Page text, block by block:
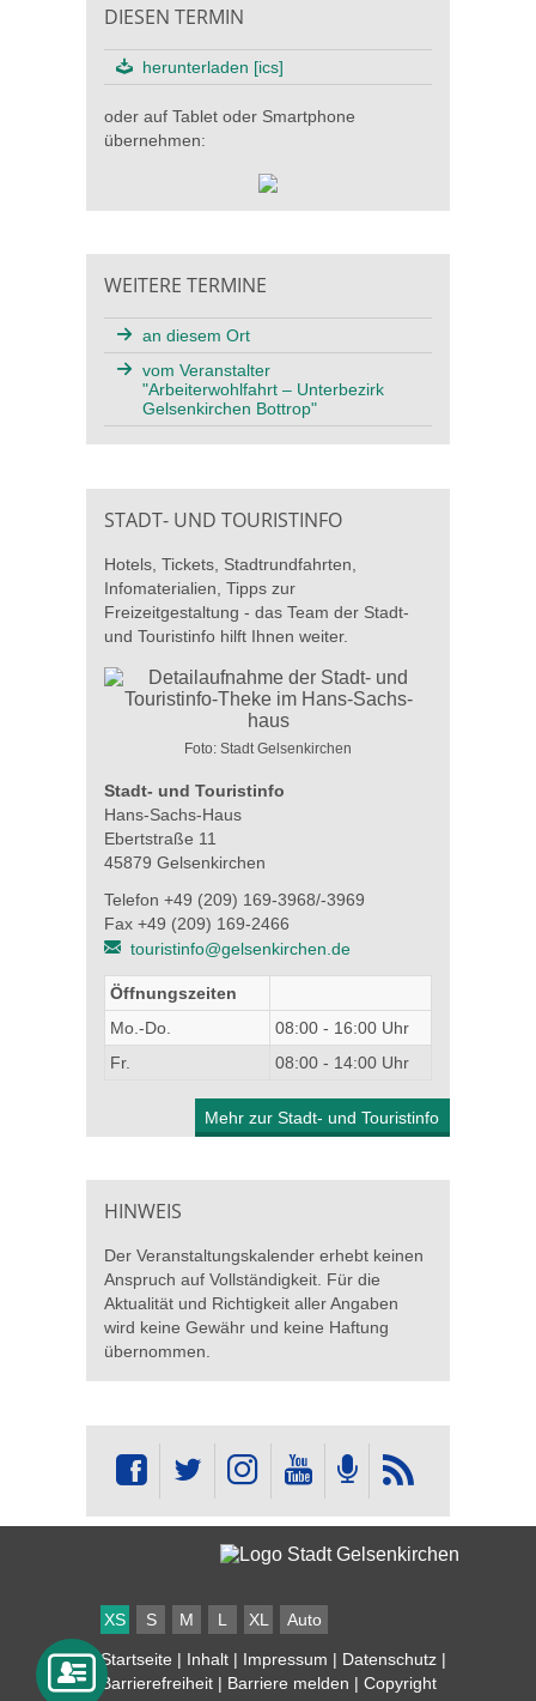
DIESEN TERMIN
herunterladen [ics]
oder auf Tablet oder Smartphone
übernehmen:
WEITERE TERMINE
an diesem Ort
vom Veranstalter
"Arbeiterwohlfahrt – Unterbezirk
Gelsenkirchen Bottrop"
STADT- UND TOURISTINFO
Hotels, Tickets, Stadtrundfahrten,
Infomaterialien, Tipps zur
Freizeitgestaltung - das Team der Stadt-
und Touristinfo hilft Ihnen weiter.
Foto: Stadt Gelsenkirchen
Stadt- und Touristinfo
Hans-Sachs-Haus
Ebertstraße 11
45879 Gelsenkirchen
Telefon +49 (209) 169-3968/-3969
Fax +49 (209) 169-2466
touristinfo@gelsenkirchen.de
Öffnungszeiten
Mo.-Do.
08:00 - 16:00 Uhr
Fr.
08:00 - 14:00 Uhr
Mehr zur Stadt- und Touristinfo
HINWEIS
Der Veranstaltungskalender erhebt keinen
Anspruch auf Vollständigkeit. Für die
Aktualität und Richtigkeit aller Angaben
wird keine Gewähr und keine Haftung
übernommen.
XS S M L XL Auto
Startseite | Inhalt | Impressum | Datenschutz |
Barrierefreiheit | Barriere melden | Copyright